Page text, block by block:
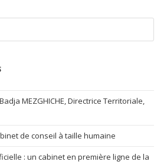
MEZGHICHE, Directrice Territoriale,
de conseil à taille humaine
: un cabinet en première ligne de la